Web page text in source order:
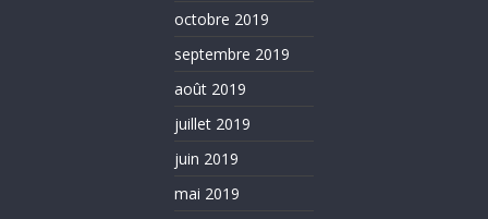
octobre 2019
septembre 2019
août 2019
juillet 2019
juin 2019
mai 2019